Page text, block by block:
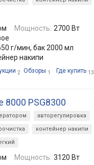
Мощность: 2700 Вт
г/мин, бак 2000 мл
накипи
2 Обзоры 1 Где купить 13
8000 PSG8300
авторегулировка
контейнер накипи
Мощность: 3120 Вт